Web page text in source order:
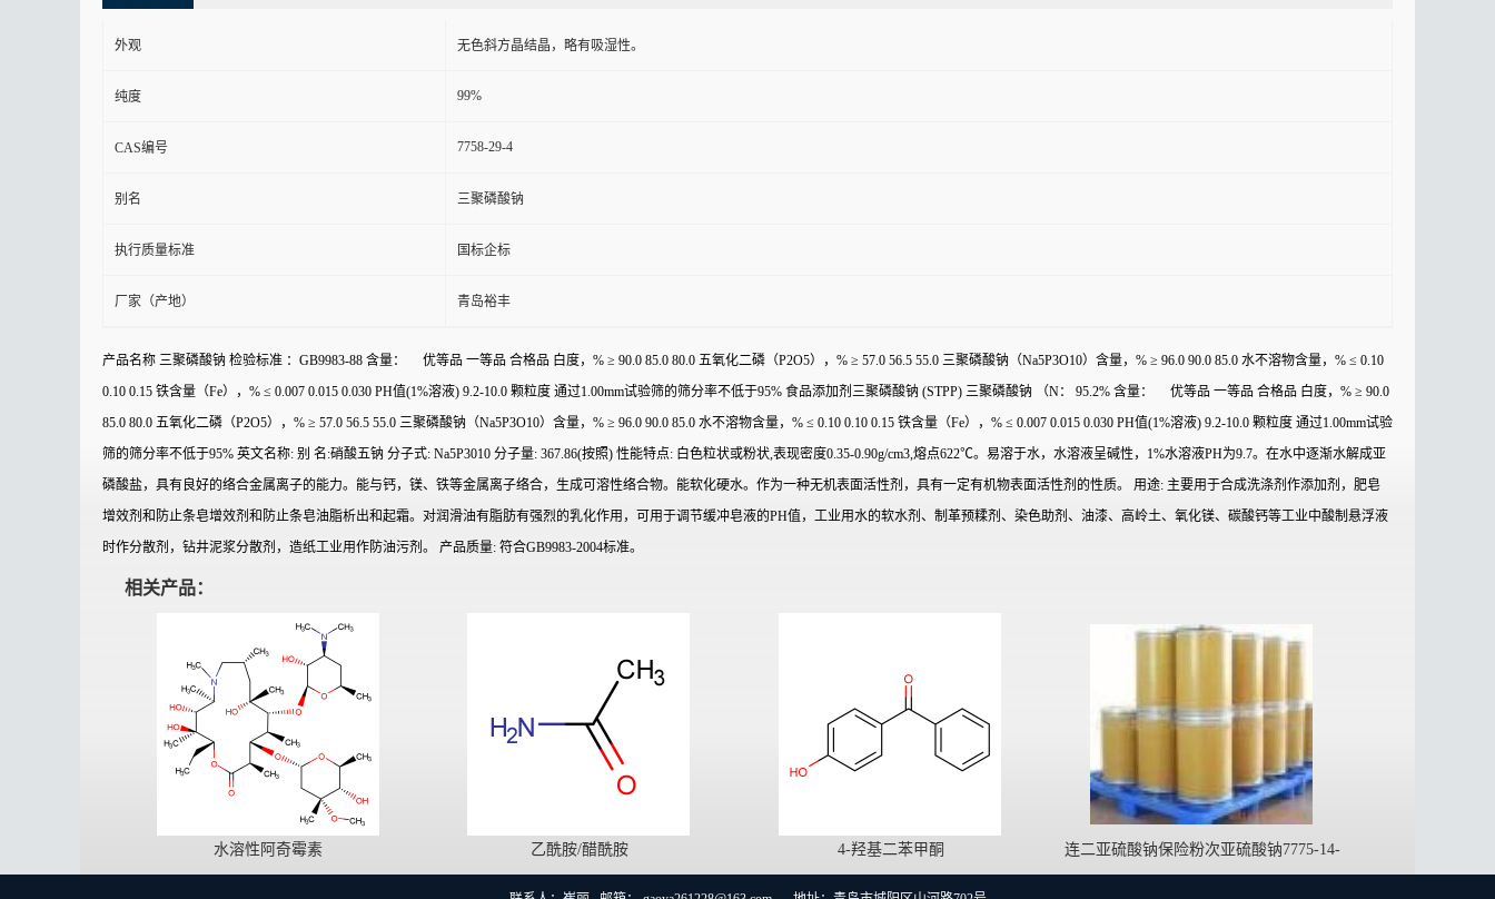
外观 无色斜方晶结晶，略有吸湿性。
纯度 99%
CAS编号 7758-29-4
别名 三聚磷酸钠
执行质量标准 国标企标
厂家（产地） 青岛裕丰
产品名称 三聚磷酸钠 检验标准 ：GB9983-88 含量： 优等品 一等品 合格品 白度，% ≥ 90.0 85.0 80.0 五氧化二磷（P2O5），% ≥ 57.0 56.5 55.0 三聚磷酸钠（Na5P3O10）含量，% ≥ 96.0 90.0 85.0 水不溶物含量，% ≤ 0.10
0.10 0.15 铁含量（Fe），% ≤ 0.007 0.015 0.030 PH值(1%溶液) 9.2-10.0 颗粒度 通过1.00mm试验筛的筛分率不低于95% 食品添加剂三聚磷酸钠 (STPP) 三聚磷酸钠 （N： 95.2% 含量： 优等品 一等品 合格品 白度，% ≥ 90.0
85.0 80.0 五氧化二磷（P2O5），% ≥ 57.0 56.5 55.0 三聚磷酸钠（Na5P3O10）含量，% ≥ 96.0 90.0 85.0 水不溶物含量，% ≤ 0.10 0.10 0.15 铁含量（Fe），% ≤ 0.007 0.015 0.030 PH值(1%溶液) 9.2-10.0 颗粒度 通过1.00mm试验
筛的筛分率不低于95% 英文名称: 别 名:硝酸五钠 分子式: Na5P3010 分子量: 367.86(按照) 性能特点: 白色粒状或粉状,表现密度0.35-0.90g/cm3,熔点622℃。易溶于水，水溶液呈碱性，1%水溶液PH为9.7。在水中逐渐水解成亚
磷酸盐，具有良好的络合金属离子的能力。能与钙，镁、铁等金属离子络合，生成可溶性络合物。能软化硬水。作为一种无机表面活性剂，具有一定有机物表面活性剂的性质。 用途: 主要用于合成洗涤剂作添加剂，肥皂
增效剂和防止条皂增效剂和防止条皂油脂析出和起霜。对润滑油有脂肪有强烈的乳化作用，可用于调节缓冲皂液的PH值，工业用水的软水剂、制革预糅剂、染色助剂、油漆、高岭土、氧化镁、碳酸钙等工业中酸制悬浮液
时作分散剂，钻井泥浆分散剂，造纸工业用作防油污剂。 产品质量: 符合GB9983-2004标准。
相关产品：
水溶性阿奇霉素 乙酰胺/醋酰胺 4-羟基二苯甲酮
连二亚硫酸钠保险粉次亚硫酸钠7775-14-
6sodium hyposulfite低亚硫酸钠